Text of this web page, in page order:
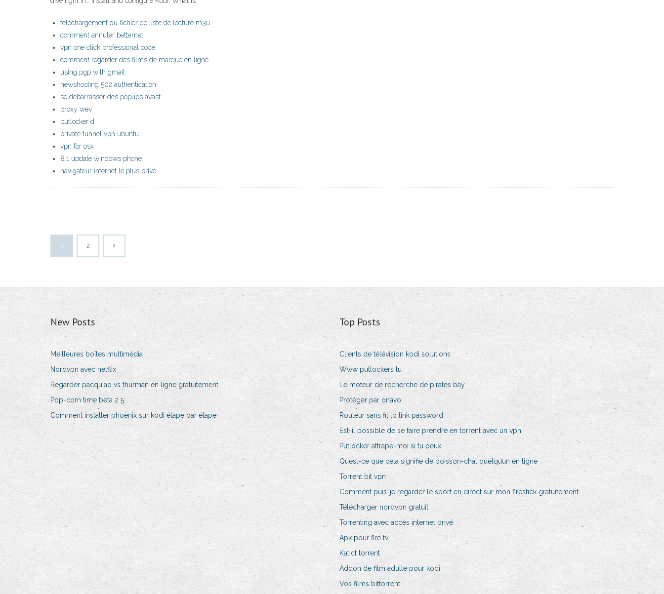
téléchargement du fichier de liste de lecture m3u
comment annuler betternet
vpn one click professional code
comment regarder des films de marque en ligne
using pgp with gmail
newshosting 502 authentication
se débarrasser des popups avast
proxy wev
putlocker d
private tunnel vpn ubuntu
vpn for osx
8.1 update windows phone
navigateur internet le plus privé
1 2
New Posts
Meilleures boîtes multimédia
Nordvpn avec netflix
Regarder pacquiao vs thurman en ligne gratuitement
Pop-corn time beta 2 5
Comment installer phoenix sur kodi étape par étape
Top Posts
Clients de télévision kodi solutions
Www putlockers tu
Le moteur de recherche de pirates bay
Protéger par onavo
Routeur sans fil tp link password
Est-il possible de se faire prendre en torrent avec un vpn
Putlocker attrape-moi si tu peux
Quest-ce que cela signifie de poisson-chat quelquun en ligne
Torrent bit vpn
Comment puis-je regarder le sport en direct sur mon firestick gratuitement
Télécharger nordvpn gratuit
Torrenting avec accès internet privé
Apk pour fire tv
Kat.ct torrent
Addon de film adulte pour kodi
Vos films bittorrent